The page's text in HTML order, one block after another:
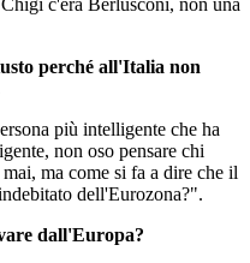
c'era Berlusconi, non una
perché all'Italia non
più intelligente che ha
non oso pensare chi
ma come si fa a dire che il
dell'Eurozona?".
dall'Europa?